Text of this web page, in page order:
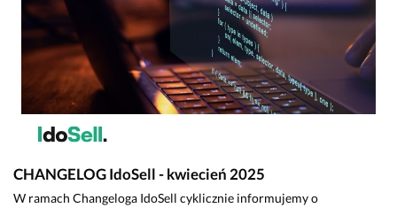
CHANGELOG IdoSell - kwiecień 2025
W ramach Changeloga IdoSell cyklicznie informujemy o